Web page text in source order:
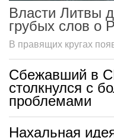
Власти Литвы
грубых слов о
В правящих кругах
Сбежавший в
столкнулся с
проблемами
Нахальная